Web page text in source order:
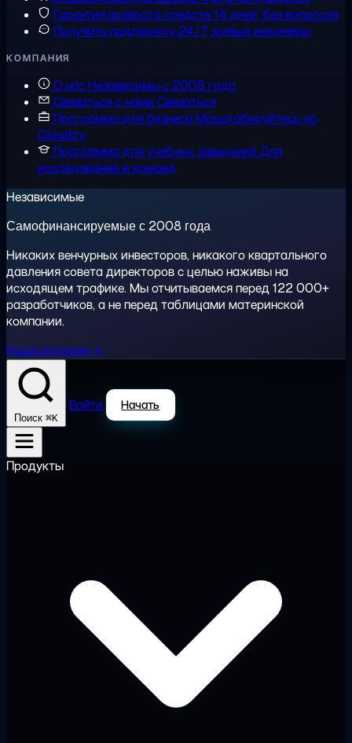
Гарантия возврата средств14 дней, без вопросов
Получить поддержку 24/7, живые инженеры
КОМПАНИЯ
О насНезависимы с 2008 года
Связаться с нами Связаться
Программа для бизнесаМасштабируйтесь на
Cloudzy
Программа для учебных заведений Для
исследований и команд
Независимые
Самофинансируемые с 2008 года
Никаких венчурных инвесторов, никакого квартального
давления совета директоров с целью наживы на
исходящем трафике. Мы отчитываемся перед 122 000+
разработчиков, а не перед таблицами материнской
компании.
Наша история →
Поиск ⌘K
Войти Начать
Продукты